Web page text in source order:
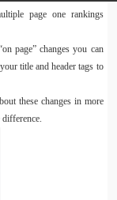
page one rankings
page” changes you can
title and header tags to
these changes in more